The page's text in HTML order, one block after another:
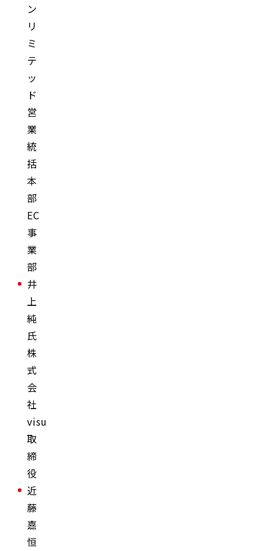
ン
リ
ミ
テ
ッ
ド
営
業
統
括
本
部
EC
事
業
部
井
上
純
氏
株
式
会
社
visumo
取
締
役
近
藤
嘉
恒